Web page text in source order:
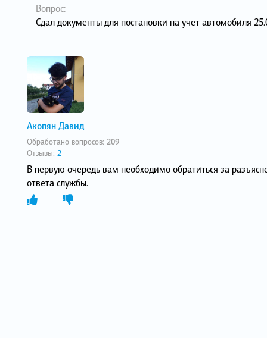
Вопрос:
Сдал документы для постановки на учет автомобиля
Акопян Давид
Обработано вопросов: 209
Отзывы: 2
В первую очередь вам необходимо обратиться за
ответа службы.